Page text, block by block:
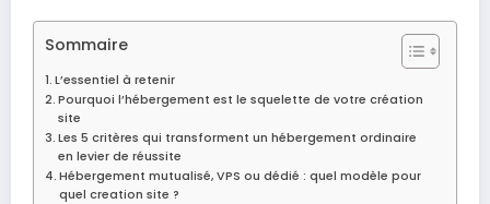
Sommaire
L’essentiel à retenir
Pourquoi l’hébergement est le squelette de votre création
site
Les 5 critères qui transforment un hébergement ordinaire
en levier de réussite
Hébergement mutualisé, VPS ou dédié : quel modèle pour
quel creation site ?